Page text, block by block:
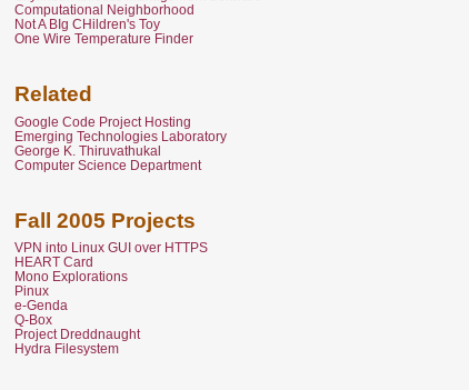
Computational Neighborhood
Not A BIg CHildren's Toy
One Wire Temperature Finder
Related
Google Code Project Hosting
Emerging Technologies Laboratory
George K. Thiruvathukal
Computer Science Department
Fall 2005 Projects
VPN into Linux GUI over HTTPS
HEART Card
Mono Explorations
Pinux
e-Genda
Q-Box
Project Dreddnaught
Hydra Filesystem